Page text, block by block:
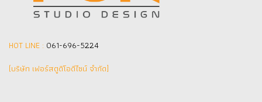
HOT LINE : 061-696-5224
(บริษัท เฟอร์สตูดิโอดีไซน์ จำกัด]